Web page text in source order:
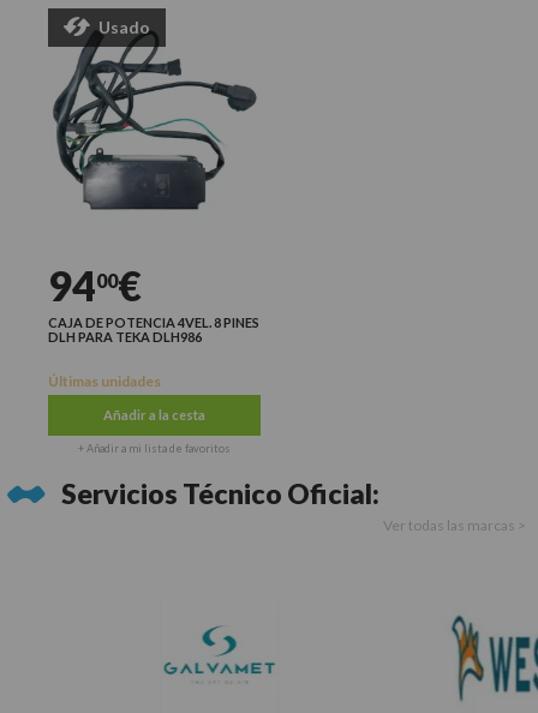
Usado
9400€
CAJA DE POTENCIA 4VEL. 8 PINES
DLH PARA TEKA DLH986
Últimas unidades
Añadir a la cesta
+ Añadir a mi lista de favoritos
Servicios Técnico Oficial:
Ver todas las marcas >